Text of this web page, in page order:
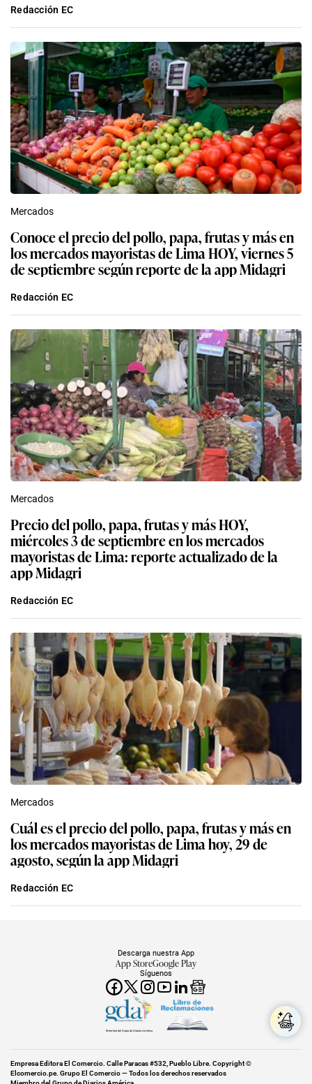
Redacción EC
Mercados
Conoce el precio del pollo, papa, frutas y más en
los mercados mayoristas de Lima HOY, viernes 5
de septiembre según reporte de la app Midagri
Redacción EC
Mercados
Precio del pollo, papa, frutas y más HOY,
miércoles 3 de septiembre en los mercados
mayoristas de Lima: reporte actualizado de la
app Midagri
Redacción EC
Mercados
Cuál es el precio del pollo, papa, frutas y más en
los mercados mayoristas de Lima hoy, 29 de
agosto, según la app Midagri
Redacción EC
Síguenos
Descarga nuestra App
App StoreGoogle Play
Miembro del Grupo de Diarios América
Empresa Editora El Comercio. Calle Paracas #532, Pueblo Libre. Copyright ©
Elcomercio.pe. Grupo El Comercio — Todos los derechos reservados